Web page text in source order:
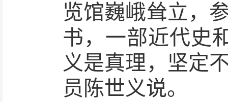
览馆巍峨耸立，
书，一部近代史
义是真理，坚定
员陈世义说。